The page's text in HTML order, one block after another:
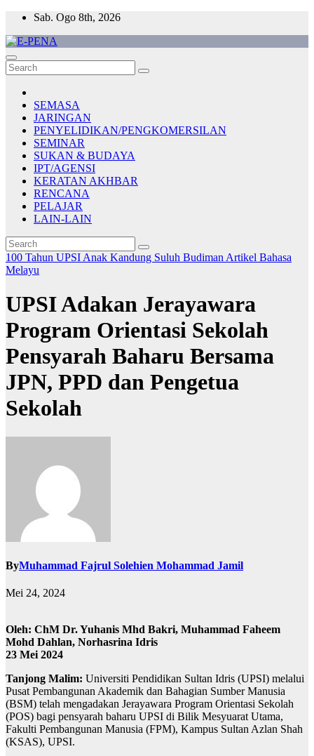
Skip
content
Sab. Ogo 8th, 2026
E-PENA
Berita Digital Terkini
SEMASA
JARINGAN
PENYELIDIKAN/PENGKOMERSILAN
SEMINAR
SUKAN & BUDAYA
IPT/AGENSI
KERATAN AKHBAR
RENCANA
PELAJAR
LAIN-LAIN
100 Tahun UPSI Anak Kandung Suluh Budiman Artikel Bahasa
Melayu
UPSI Adakan Jerayawara
Program Orientasi Sekolah
Pensyarah Baharu Bersama
JPN, PPD dan Pengetua
Sekolah
ByMuhammad Fajrul Solehien Mohammad Jamil
Mei 24, 2024
Oleh: ChM Dr. Yuhanis Mhd Bakri, Muhammad Faheem
Mohd Dahlan, Norhasrina Idris
23 Mei 2024
Tanjong Malim: Universiti Pendidikan Sultan Idris (UPSI) melalui
Pusat Pembangunan Akademik dan Bahagian Sumber Manusia
(BSM) telah mengadakan Jerayawara Program Orientasi Sekolah
(POS) bagi pensyarah baharu UPSI di Bilik Mesyuarat Utama,
Fakulti Pembangunan Manusia (FPM), Kampus Sultan Azlan Shah
(KSAS), UPSI.